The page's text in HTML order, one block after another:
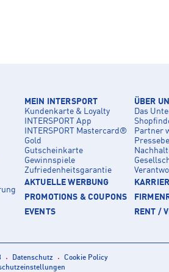
MEIN INTERSPORT
Kundenkarte & Loyalty
INTERSPORT App
INTERSPORT Mastercard®
Gold
Gutscheinkarte
Gewinnspiele
Zufriedenheitsgarantie
AKTUELLE WERBUNG
PROMOTIONS & COUPONS
EVENTS
ÜBER
Das
Partner
RENT /
Datenschutz
Cookie Policy